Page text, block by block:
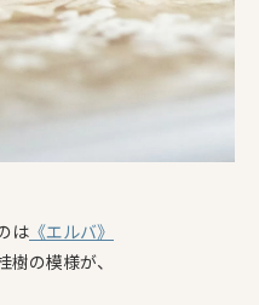
は 《エルバ》
の模様が、